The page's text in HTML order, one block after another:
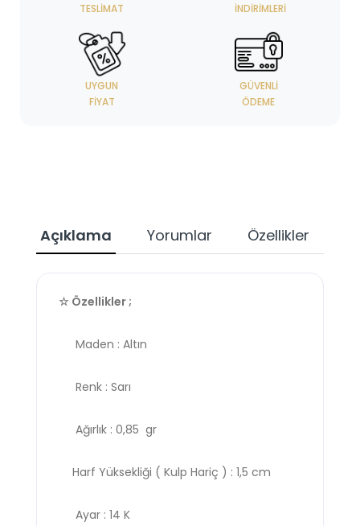
TESLIMAT
İNDIRIMLERI
UYGUN
FIYAT
GÜVENLI
ÖDEME
Açıklama Yorumlar Özellikler
☆ Özellikler ;
Maden : Altın
Renk : Sarı
Ağırlık : 0,85 gr
Harf Yüksekliği ( Kulp Hariç ) : 1,5 cm
Ayar : 14 K